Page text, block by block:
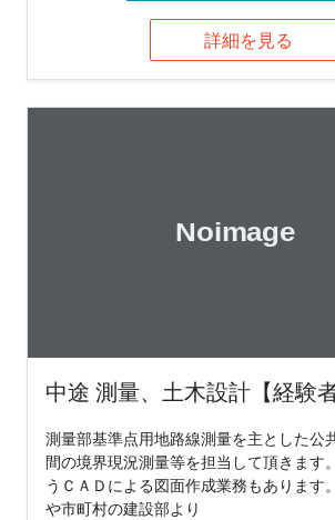
詳細を見る
中途 測量、土木設計【経験
測量部基準点用地路線測量を主とした公
間の境界現況測量等を担当して頂きます
うＣＡＤによる図面作成業務もあります
や市町村の建設部より